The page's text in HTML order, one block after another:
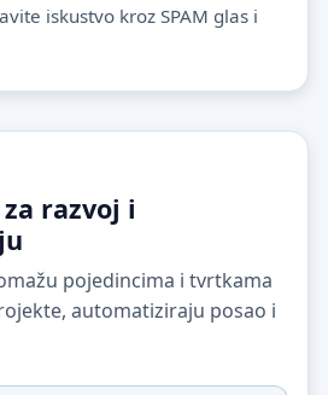
iskustvo kroz SPAM glas i
razvoj i
pojedincima i tvrtkama
automatiziraju posao i